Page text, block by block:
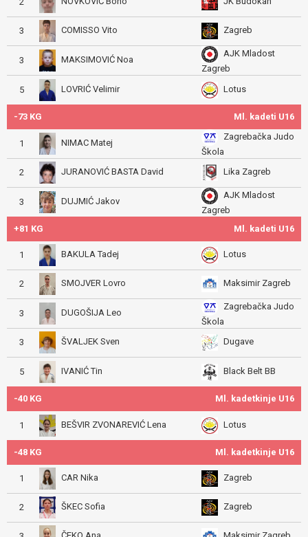
3 COMISSO Vito Zagreb
3 MAKSIMOVIĆ Noa
AJK Mladost
Zagreb
5 LOVRIĆ Velimir Lotus
-73 KG Ml. kadeti U16
1 NIMAC Matej
Zagrebačka Judo
Škola
2
JURANOVIĆ BASTA David Lika Zagreb
3 DUJMIĆ Jakov
AJK Mladost
Zagreb
+81 KG
Ml. kadeti U16
1 BAKULA Tadej Lotus
2 SMOJVER Lovro Maksimir Zagreb
3 DUGOŠIJA Leo
Zagrebačka Judo
Škola
3
ŠVALJEK Sven Dugave
5 IVANIĆ Tin Black Belt BB
-40 KG Ml. kadetkinje U16
1 BEŠVIR ZVONAREVIĆ Lena Lotus
-48 KG Ml. kadetkinje U16
1 CAR Nika Zagreb
2 ŠKEC Sofia Zagreb